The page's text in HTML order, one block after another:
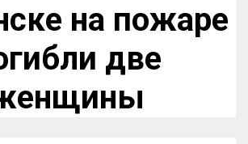
на пожаре
две